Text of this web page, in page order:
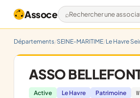
Assoce Rechercher une
Départements SEINE-MARITIME Le Havre
ASSO
Active Le Havre Patrimoine